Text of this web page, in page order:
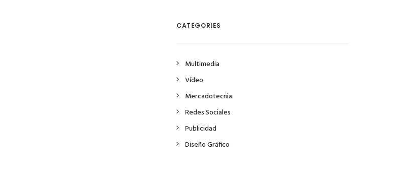
CATEGORIES
Multimedia
Vídeo
Mercadotecnia
Redes Sociales
Publicidad
Diseño Gráfico